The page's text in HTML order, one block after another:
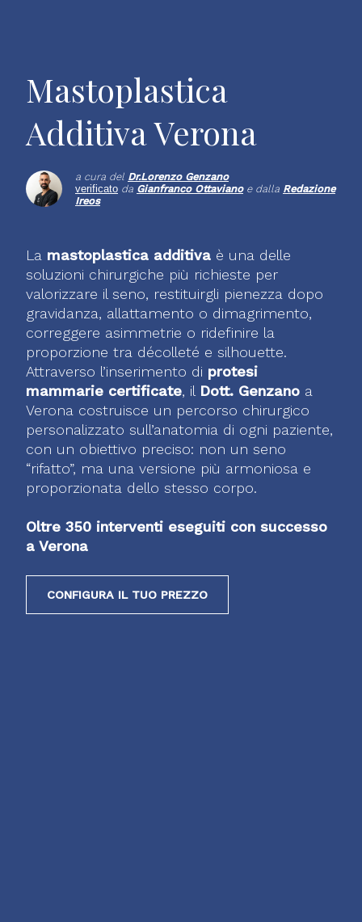
Mastoplastica
Additiva Verona
a cura del Dr.Lorenzo Genzano
verificato da Gianfranco Ottavianoe dalla Redazione
Ireos
La mastoplastica additiva è una delle
soluzioni chirurgiche più richieste per
valorizzare il seno, restituirgli pienezza dopo
gravidanza, allattamento o dimagrimento,
correggere asimmetrie o ridefinire la
proporzione tra décolleté e silhouette.
Attraverso l’inserimento di protesi
mammarie certificate, il Dott. Genzano a
Verona costruisce un percorso chirurgico
personalizzato sull’anatomia di ogni paziente,
con un obiettivo preciso: non un seno
“rifatto”, ma una versione più armoniosa e
proporzionata dello stesso corpo.
Oltre 350 interventi eseguiti con successo
a Verona
CONFIGURA IL TUO PREZZO